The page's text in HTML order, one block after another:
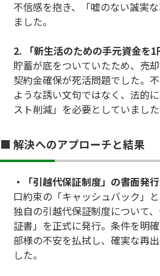
不信感を抱き、「嘘のない誠実
ました。
2. 「新生活のための手元資金を1
貯蓄が底をついていたため、売
契約金確保が死活問題でした。
ような誘い文句ではなく、法的
スト削減」を必要としていました
■ 解決へのアプローチと結果
・「引越代保証制度」の書面発
口約束の「キャッシュバック」
独自の引越代保証制度について
証書」を正式に発行。条件を明
部様の不安を払拭し、確実な再
した。